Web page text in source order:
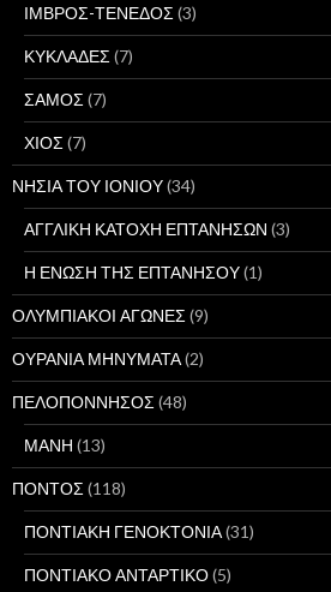
ΙΜΒΡΟΣ-ΤΕΝΕΔΟΣ (3)
ΚΥΚΛΑΔΕΣ (7)
ΣΑΜΟΣ (7)
ΧΙΟΣ (7)
ΝΗΣΙΑ ΤΟΥ ΙΟΝΙΟΥ(34)
ΑΓΓΛΙΚΗ ΚΑΤΟΧΗ ΕΠΤΑΝΗΣΩΝ (3)
Η ΕΝΩΣΗ ΤΗΣ ΕΠΤΑΝΗΣΟΥ(1)
ΟΛΥΜΠΙΑΚΟΙ ΑΓΩΝΕΣ (9)
ΟΥΡΑΝΙΑ ΜΗΝΥΜΑΤΑ(2)
ΠΕΛΟΠΟΝΝΗΣΟΣ (48)
ΜΑΝΗ (13)
ΠΟΝΤΟΣ (118)
ΠΟΝΤΙΑΚΗ ΓΕΝΟΚΤΟΝΙΑ(31)
ΠΟΝΤΙΑΚΟ ΑΝΤΑΡΤΙΚΟ(5)